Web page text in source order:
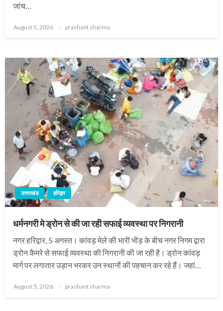
जांच…
Posted
August 5, 2026 prashant sharma
उत्तराखंड हरिद्वार
धर्मनगरी मे ड्रोन से की जा रही सफाई व्यवस्था पर निगरानी
नगर हरिद्वार, 5 अगस्त। कांवड़ मेले की भारी भीड़ के बीच नगर निगम द्वारा
ड्रोन कैमरे से सफाई व्यवस्था की निगरानी की जा रही है। ड्रोन कांवड़
मार्ग पर लगातार उड़ान भरकर उन स्थानों की पहचान कर रहे हैं। जहां…
Posted
August 5, 2026 prashant sharma